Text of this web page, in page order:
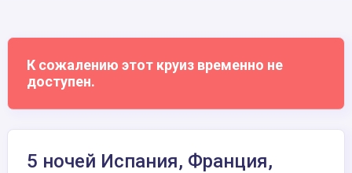
К сожалению этот круиз временно не
доступен.
5 ночей Испания, Франция,